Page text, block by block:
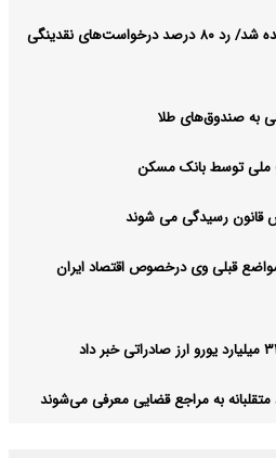
ترمز بانک مرکزی در بازار پول کشیده شد/ رد ۸۰ درصد درخواست‌های نقدینگی
قانون رسیدگی می شوند
مواضع قبلی وی درخصوص اقتصاد ایران
متقلبانه به مراجع قضایی معرفی می‌شوند